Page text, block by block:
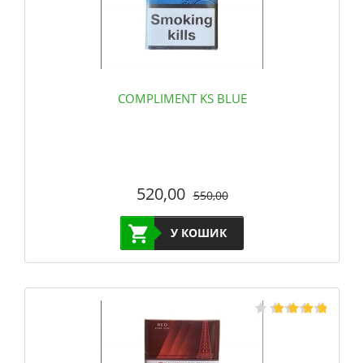
COMPLIMENT KS BLUE
520,00 550,00
У КОШИК